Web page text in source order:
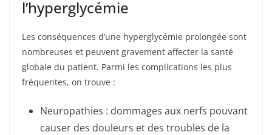
l’hyperglycémie
Les conséquences d’une hyperglycémie prolongée sont
nombreuses et peuvent gravement affecter la santé
globale du patient. Parmi les complications les plus
fréquentes, on trouve :
Neuropathies : dommages aux nerfs pouvant
causer des douleurs et des troubles de la